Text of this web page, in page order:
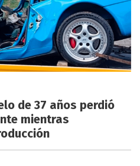
de 37 años perdió
mientras